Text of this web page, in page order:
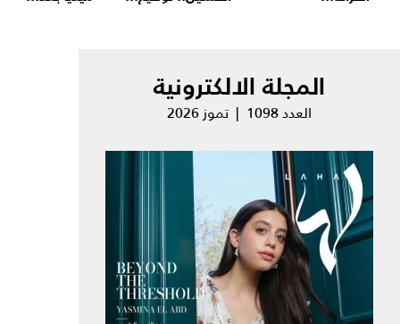
المجلة الالكترونية
العدد 1098 | تموز 2026